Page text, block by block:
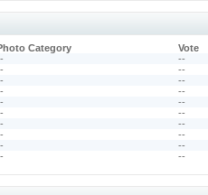
Category
Vote
--
--
--
--
--
--
--
--
--
--